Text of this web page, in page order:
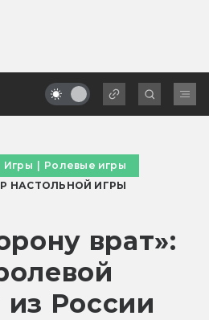
Игры | Ролевые игры
НАСТОЛЬНОЙ ИГРЫ
врат»:
России